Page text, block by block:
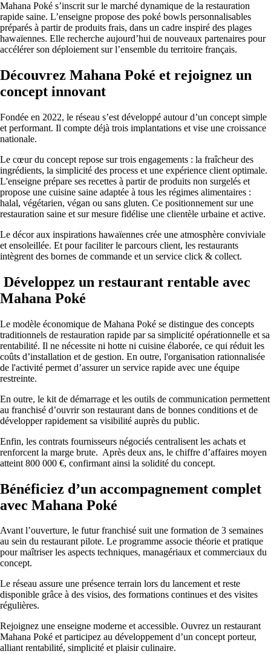
Mahana Poké s’inscrit sur le marché dynamique de la restauration
rapide saine. L’enseigne propose des poké bowls personnalisables
préparés à partir de produits frais, dans un cadre inspiré des plages
hawaïennes. Elle recherche aujourd’hui de nouveaux partenaires pour
accélérer son déploiement sur l’ensemble du territoire français.
Découvrez Mahana Poké et rejoignez un
concept innovant
Fondée en 2022, le réseau s’est développé autour d’un concept simple
et performant. Il compte déjà trois implantations et vise une croissance
nationale.
Le cœur du concept repose sur trois engagements : la fraîcheur des
ingrédients, la simplicité des process et une expérience client optimale.
L'enseigne prépare ses recettes à partir de produits non surgelés et
propose une cuisine saine adaptée à tous les régimes alimentaires :
halal, végétarien, végan ou sans gluten. Ce positionnement sur une
restauration saine et sur mesure fidélise une clientèle urbaine et active.
Le décor aux inspirations hawaïennes crée une atmosphère conviviale
et ensoleillée. Et pour faciliter le parcours client, les restaurants
intègrent des bornes de commande et un service click & collect.
Développez un restaurant rentable avec
Mahana Poké
Le modèle économique de Mahana Poké se distingue des concepts
traditionnels de restauration rapide par sa simplicité opérationnelle et sa
rentabilité. Il ne nécessite ni hotte ni cuisine élaborée, ce qui réduit les
coûts d’installation et de gestion. En outre, l'organisation rationnalisée
de l'activité permet d’assurer un service rapide avec une équipe
restreinte.
En outre, le kit de démarrage et les outils de communication permettent
au franchisé d’ouvrir son restaurant dans de bonnes conditions et de
développer rapidement sa visibilité auprès du public.
Enfin, les contrats fournisseurs négociés centralisent les achats et
renforcent la marge brute. Après deux ans, le chiffre d’affaires moyen
atteint 800 000 €, confirmant ainsi la solidité du concept.
Bénéficiez d’un accompagnement complet
avec Mahana Poké
Avant l’ouverture, le futur franchisé suit une formation de 3 semaines
au sein du restaurant pilote. Le programme associe théorie et pratique
pour maîtriser les aspects techniques, managériaux et commerciaux du
concept.
Le réseau assure une présence terrain lors du lancement et reste
disponible grâce à des visios, des formations continues et des visites
régulières.
Rejoignez une enseigne moderne et accessible. Ouvrez un restaurant
Mahana Poké et participez au développement d’un concept porteur,
alliant rentabilité, simplicité et plaisir culinaire.